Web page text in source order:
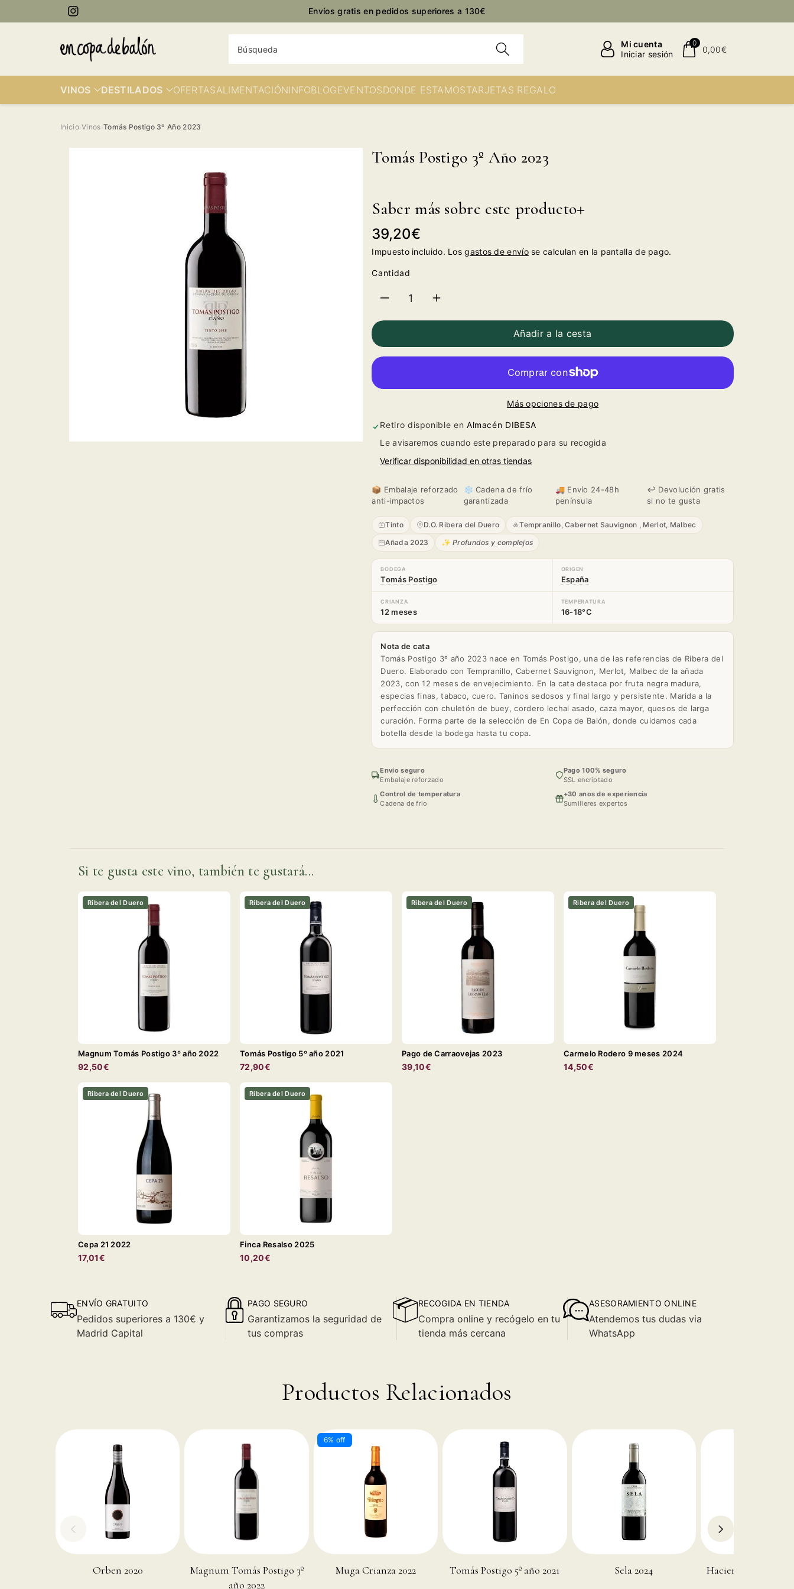
Instagram
Envíos gratis en pedidos superiores a 130€
Búsqueda
Mi cuenta
Iniciar sesión
0
0,00€
VINOS DESTILADOS OFERTASALIMENTACIÓNINFOBLOGEVENTOSDONDE ESTAMOSTARJETAS REGALO
Inicio›Vinos›Tomás Postigo 3º Año 2023
Tomás Postigo 3º Año 2023
Saber más sobre este producto
Precio
habitual
39,20€
Impuesto incluido. Losgastos de envíose calculan en la pantalla de pago.
Cantidad
para
Tomás
3º
año
2023
para
Tomás
3º
año
2023
Añadir a la cesta
Más opciones de pago
Retiro disponible en Almacén DIBESA
Le avisaremos cuando este preparado para su recogida
Verificar disponibilidad en otras tiendas
📦 Embalaje reforzado
anti-impactos
❄️ Cadena de frío
garantizada
🚚 Envío 24-48h
península
↩️ Devolución gratis
si no te gusta
Tinto D.O. Ribera del Duero
Tempranillo, Cabernet Sauvignon , Merlot, Malbec
Añada 2023
✨ Profundos y complejos
BODEGA
Tomás Postigo
ORIGEN
España
CRIANZA
12 meses
TEMPERATURA
16-18°C
Nota de cata
Tomás Postigo 3º año 2023 nace en Tomás Postigo, una de las referencias de Ribera del
Duero. Elaborado con Tempranillo, Cabernet Sauvignon, Merlot, Malbec de la añada
2023, con 12 meses de envejecimiento. En la cata destaca por fruta negra madura,
especias finas, tabaco, cuero. Taninos sedosos y final largo y persistente. Marida a la
perfección con chuletón de buey, cordero lechal asado, caza mayor, quesos de larga
curación. Forma parte de la selección de En Copa de Balón, donde cuidamos cada
botella desde la bodega hasta tu copa.
Envio seguro
Embalaje reforzado
Pago 100% seguro
SSL encriptado
Control de temperatura
Cadena de frio
+30 anos de experiencia
Sumilleres expertos
Si te gusta este vino, también te gustará...
Ribera del Duero
Magnum Tomás Postigo 3º año 2022
92,50€
Ribera del Duero
Tomás Postigo 5º año 2021
72,90€
Ribera del Duero
Pago de Carraovejas 2023
39,10€
Ribera del Duero
Carmelo Rodero 9 meses 2024
14,50€
Ribera del Duero
Cepa 21 2022
17,01€
Ribera del Duero
Finca Resalso 2025
10,20€
ENVÍO GRATUITO
Pedidos superiores a 130€ y
Madrid Capital
PAGO SEGURO
Garantizamos la seguridad de
tus compras
RECOGIDA EN TIENDA
Compra online y recógelo en tu
tienda más cercana
ASESORAMIENTO ONLINE
Atendemos tus dudas via
WhatsApp
Productos Relacionados
Orben 2020
Magnum Tomás Postigo 3º
año 2022
6% off
Muga Crianza 2022 Tomás Postigo 5º año 2021 Sela 2024 Hacienda